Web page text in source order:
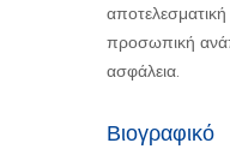
προσωπική
ασφάλεια.
Βιογραφικό